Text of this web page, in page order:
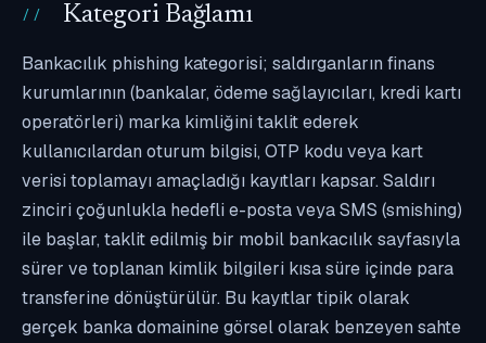
Kategori Bağlamı
Bankacılık phishing kategorisi; saldırganların finans
kurumlarının (bankalar, ödeme sağlayıcıları, kredi kartı
operatörleri) marka kimliğini taklit ederek
kullanıcılardan oturum bilgisi, OTP kodu veya kart
verisi toplamayı amaçladığı kayıtları kapsar. Saldırı
zinciri çoğunlukla hedefli e-posta veya SMS (smishing)
ile başlar, taklit edilmiş bir mobil bankacılık sayfasıyla
sürer ve toplanan kimlik bilgileri kısa süre içinde para
transferine dönüştürülür. Bu kayıtlar tipik olarak
gerçek banka domainine görsel olarak benzeyen sahte